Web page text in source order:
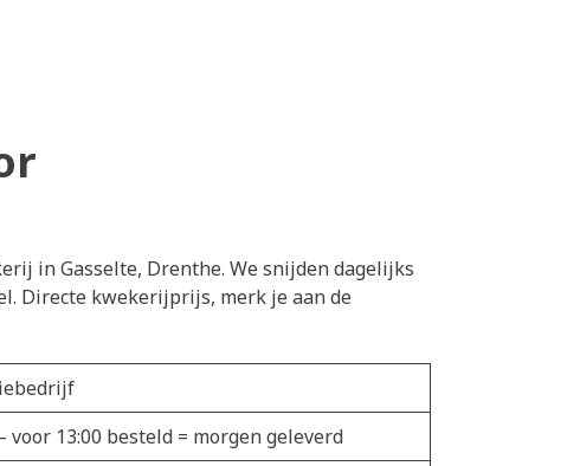
in Gasselte, Drenthe. We snijden dagelijks
Directe kwekerijprijs, merk je aan de
13:00 besteld = morgen geleverd